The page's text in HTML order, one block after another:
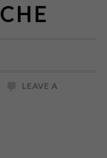
LEAVE A